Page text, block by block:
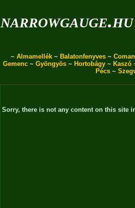
narrowgauge.hu
~ Almamellék ~ Balatonfenyves ~
Gemenc ~ Gyöngyös ~ Hortobágy ~ Kaszó
Pécs ~
Sorry, there is not any content on this site